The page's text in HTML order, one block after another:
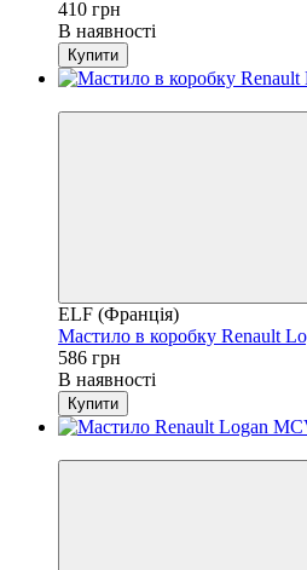
410 грн
В наявності
Купити
ELF (Франція)
Мастило в коробку Renault
586 грн
В наявності
Купити